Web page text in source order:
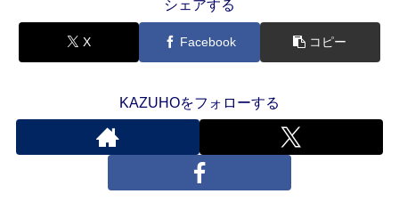
シェアする
X Facebook コピー
KAZUHOをフォローする